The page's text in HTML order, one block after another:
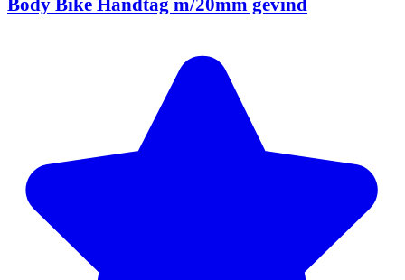
Body Bike Håndtag m/20mm gevind